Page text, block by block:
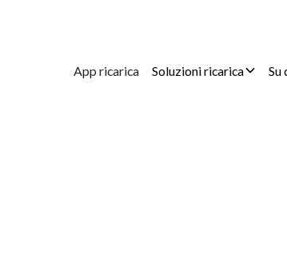
App ricarica Soluzioni ricarica
Su